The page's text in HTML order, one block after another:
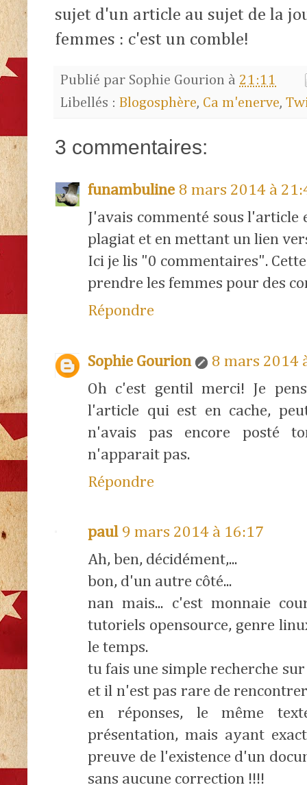
sujet d'un article au sujet de la
femmes : c'est un comble!
Publié par Sophie Gourion à 21:11
Libellés : Blogosphère, Ca m'enerve,
3 commentaires:
funambuline 8 mars 2014 à
J'avais commenté sous
plagiat et en mettant un lien
Ici je lis "0 commentaires".
prendre les femmes pour des
Répondre
Sophie Gourion
8 mars 2014
Oh c'est gentil merci! Je
l'article qui est en cache,
n'avais pas encore posté
n'apparait pas.
Répondre
paul 9 mars 2014 à 16:17
Ah, ben, décidément,...
bon, d'un autre côté...
nan mais... c'est monnaie
tutoriels opensource, genre
le temps.
tu fais une simple recherche
et il n'est pas rare de
en réponses, le même
présentation, mais ayant
preuve de l'existence d'un
sans aucune correction !!!!